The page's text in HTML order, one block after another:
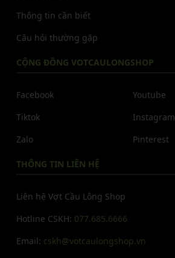
Thông tin cần biết
Câu hỏi thường gặp
CỘNG ĐỒNG VOTCAULONGSHOP
Facebook
Tiktok
Zalo
Youtube
Instagram
Pinterest
THÔNG TIN LIÊN HỆ
Liên hệ Vợt Cầu Lông Shop
Hotline CSKH: 077.685.6666
Email: cskh@votcaulongshop.vn